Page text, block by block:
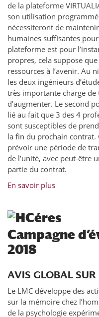
de la plateforme
son utilisation
nécessiteront de
humaines suffisantes
plateforme est pour
propres, cela suppose
ressources à l’avenir. Au
les deux ingénieurs
très importante charge
d’augmenter. Le second
lié au fait que 3 des 4
sont susceptibles de
la fin du prochain contrat.
prévoir une période de
de l’unité, avec peut-être
partie du contrat.
En savoir plus
Campagne
2018
AVIS GLOBAL SUR
Le LMC développe des
sur la mémoire chez
de la psychologie